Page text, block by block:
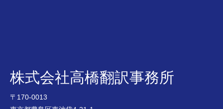
株式会社高橋翻訳事務所
〒170-0013